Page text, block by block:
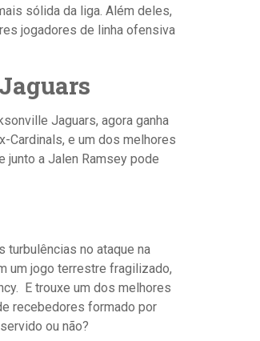
sólida da liga. Além deles,
jogadores de linha ofensiva
Jaguars, agora ganha
Cardinals, e um dos melhores
junto a Jalen Ramsey pode
turbulências no ataque na
um jogo terrestre fragilizado,
E trouxe um dos melhores
recebedores formado por
ou não?